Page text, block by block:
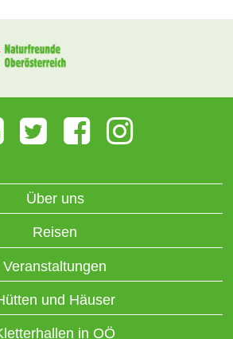
Über uns
Reisen
Veranstaltungen
und Häuser
in OÖ